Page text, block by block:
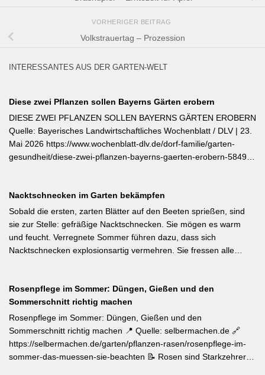
VORHERIGER BEITRAG
Volkstrauertag – Prozession
INTERESSANTES AUS DER GARTEN-WELT
Diese zwei Pflanzen sollen Bayerns Gärten erobern
DIESE ZWEI PFLANZEN SOLLEN BAYERNS GÄRTEN EROBERN
Quelle: Bayerisches Landwirtschaftliches Wochenblatt / DLV | 23.
Mai 2026 https://www.wochenblatt-dlv.de/dorf-familie/garten-
gesundheit/diese-zwei-pflanzen-bayerns-gaerten-erobern-584991
gemusterten Blüten, die ohne Ausputzen von Frühsommer bis
Herbst reich blüht und sich hervorragend für Balkonkästen und
Ampeln eignet. Die Bayerische Genusspflanze des Jahres 2026
ist die Erdbeere ‚Lilly Waldberry‘, die durch ihr intensiv
waldbeererinnerndes Aroma überzeugt und ab Juni durchgehend
bayerische Gärtnereien erhältlich. Wer auf regional empfohlene
Pflanzen setzen möchte, liegt mit diesen beiden Sorten für Balkon
und Nutzgarten genau richtig.
Nacktschnecken im Garten bekämpfen
Sobald die ersten, zarten Blätter auf den Beeten sprießen, sind
sie zur Stelle: gefräßige Nacktschnecken. Sie mögen es warm
und feucht. Verregnete Sommer führen dazu, dass sich
Nacktschnecken explosionsartig vermehren. Sie fressen alle
hier. Weiterlesen bei MDR-Garten
Rosenpflege im Sommer: Düngen, Gießen und den
Sommerschnitt richtig machen
Rosenpflege im Sommer: Düngen, Gießen und den
Sommerschnitt richtig machen 📍 Quelle: selbermachen.de 🔗
https://selbermachen.de/garten/pflanzen-rasen/rosenpflege-im-
sommer-das-muessen-sie-beachten 📝 Rosen sind Starkzehrer –